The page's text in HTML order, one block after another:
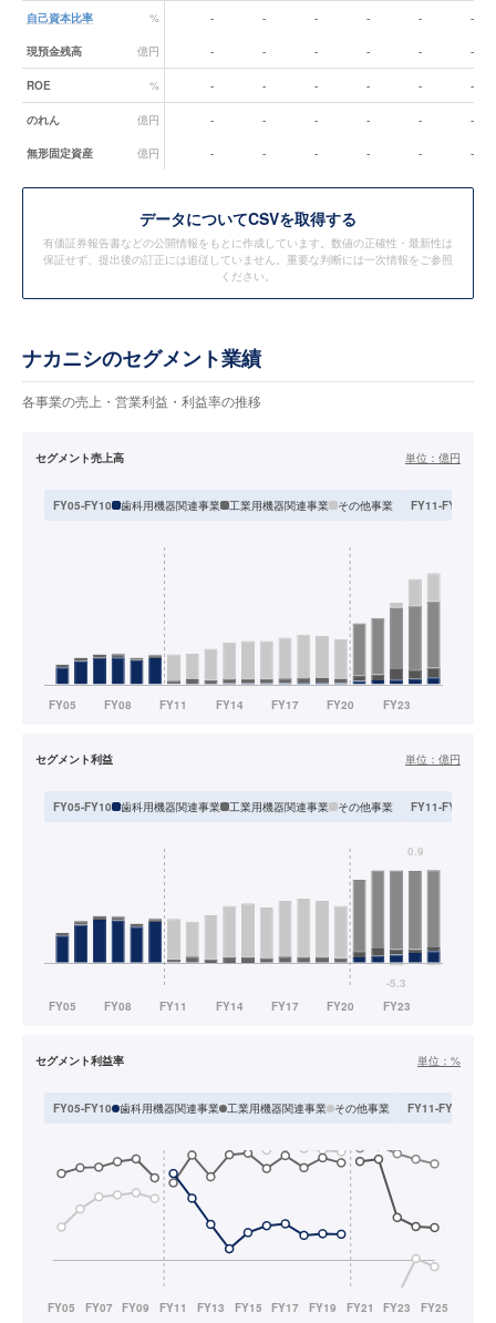
自己資本比率 % - - - - - -
現預金残高 億円 - - - - - -
ROE % - - - - - -
のれん 億円 - - - - - -
無形固定資産 億円 - - - - - -
データについてCSVを取得する
有価証券報告書などの公開情報をもとに作成しています。数値の正確性・最新性は
保証せず、提出後の訂正には追従していません。重要な判断には一次情報をご参照
ください。
ナカニシのセグメント業績
各事業の売上・営業利益・利益率の推移
セグメント売上高 単位： 億円
FY05-FY10 歯科用機器関連事業 工業用機器関連事業 その他事業 FY11-FY20
セグメント利益 単位： 億円
FY05-FY10 歯科用機器関連事業 工業用機器関連事業 その他事業 FY11-FY20
セグメント利益率 単位： %
FY05-FY10 歯科用機器関連事業 工業用機器関連事業 その他事業 FY11-FY20